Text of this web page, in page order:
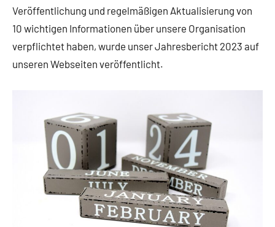
Veröffentlichung und regelmäßigen Aktualisierung von
10 wichtigen Informationen über unsere Organisation
verpflichtet haben, wurde unser Jahresbericht 2023 auf
unseren Webseiten veröffentlicht.